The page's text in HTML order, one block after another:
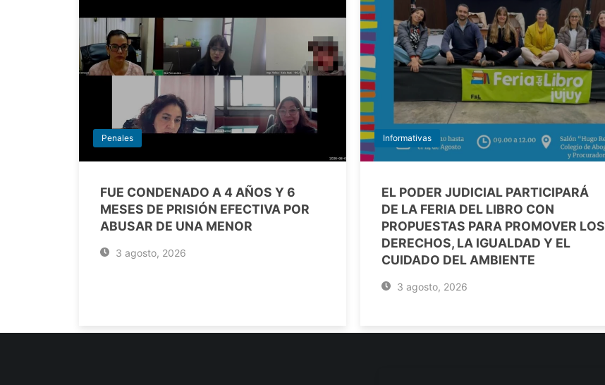
Penales
FUE CONDENADO A 4 AÑOS Y 6
MESES DE PRISIÓN EFECTIVA POR
ABUSAR DE UNA MENOR
3 agosto, 2026
Informativas
EL PODER JUDICIAL PARTICIPARÁ
DE LA FERIA DEL LIBRO CON
PROPUESTAS PARA PROMOVER LOS
DERECHOS, LA IGUALDAD Y EL
CUIDADO DEL AMBIENTE
3 agosto, 2026